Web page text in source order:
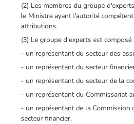
(2) Les membres du groupe
le Ministre ayant l'autorité
attributions.
(3) Le groupe d'experts est
- un représentant du secteur des
- un représentant du secteur
- un représentant du secteur de la
- un représentant du Commissariat
- un représentant de la Commission
secteur financier,